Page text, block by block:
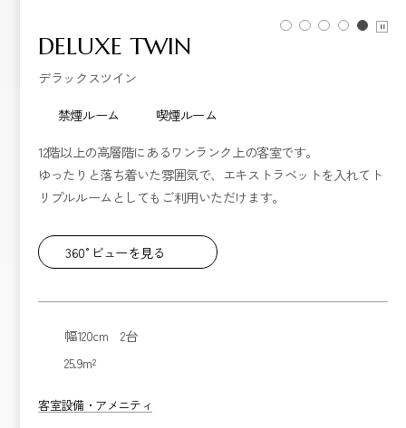
DELUXE TWIN
デラックスツイン
禁煙ルーム
喫煙ルーム
12階以上の高層階にあるワンランク上の客室です。
ゆったりと落ち着いた雰囲気で、エキストラベットを入れてト
リプルルームとしてもご利用いただけます。
360°ビューを見る
幅120cm 2台
25.9m²
客室設備・アメニティ